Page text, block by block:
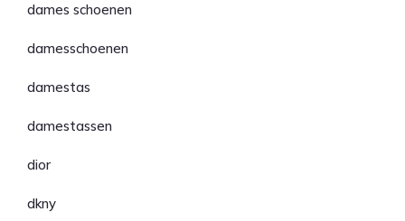
dames schoenen
damesschoenen
damestas
damestassen
dior
dkny